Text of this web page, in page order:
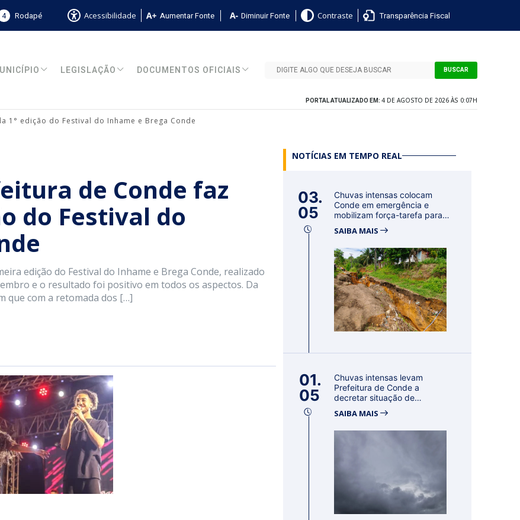
4 Rodapé Acessibilidade Aumentar Fonte Diminuir Fonte Contraste Transparência Fiscal
LEGISLAÇÃO DOCUMENTOS OFICIAIS BUSCAR
PORTAL ATUALIZADO EM: 4 DE AGOSTO DE 2026 ÀS 0:07H
1° edição do Festival do Inhame e Brega Conde
de Conde faz
do Festival do
edição do Festival do Inhame e Brega Conde, realizado
e o resultado foi positivo em todos os aspectos. Da
que com a retomada dos […]
NOTÍCIAS EM TEMPO REAL
03.
05
Chuvas intensas colocam
Conde em emergência e
mobilizam força-tarefa para
SAIBA MAIS
01.
05
Chuvas intensas levam
Prefeitura de Conde a
decretar situação de
SAIBA MAIS